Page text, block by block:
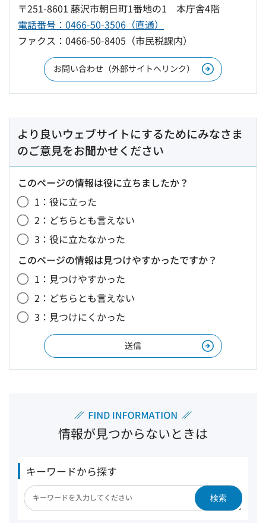
〒251-8601 藤沢市朝日町1番地の1 本庁舎4階
電話番号：0466-50-3506（直通）
ファクス：0466-50-8405（市民税課内）
お問い合わせ（外部サイトへリンク）
より良いウェブサイトにするためにみなさま
のご意見をお聞かせください
このページの情報は役に立ちましたか？
1：役に立った
2：どちらとも言えない
3：役に立たなかった
このページの情報は見つけやすかったですか？
1：見つけやすかった
2：どちらとも言えない
3：見つけにくかった
情報が見つからないときは
キーワードから探す
検索